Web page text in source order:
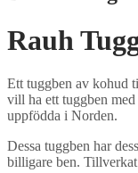
Rauh
Ett tuggben av kohud
vill ha ett tuggben
uppfödda i Norden.
Dessa tuggben har
billigare ben.